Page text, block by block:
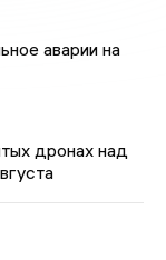
аварии на
дронах над